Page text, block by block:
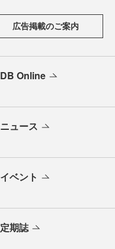
広告掲載のご案内
DB Online
ニュース
イベント
定期誌